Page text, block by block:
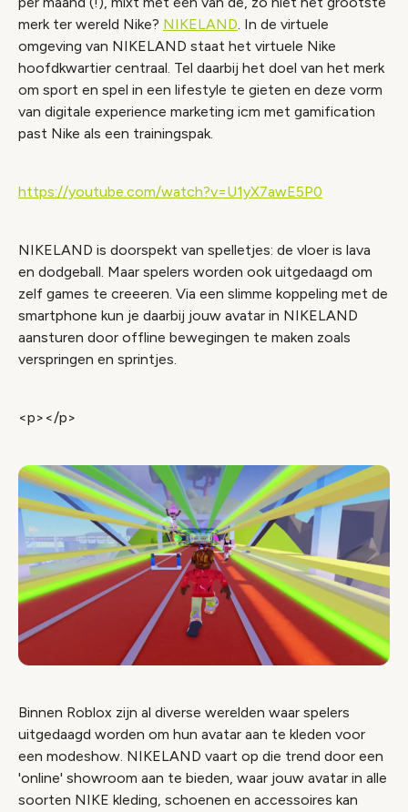
merk ter wereld Nike? NIKELAND. In de virtuele
omgeving van NIKELAND staat het virtuele Nike
hoofdkwartier centraal. Tel daarbij het doel van het merk
om sport en spel in een lifestyle te gieten en deze vorm
van digitale experience marketing icm met gamification
past Nike als een trainingspak.
https://youtube.com/watch?v=U1yX7awE5P0
NIKELAND is doorspekt van spelletjes: de vloer is lava
en dodgeball. Maar spelers worden ook uitgedaagd om
zelf games te creeeren. Via een slimme koppeling met de
smartphone kun je daarbij jouw avatar in NIKELAND
aansturen door offline bewegingen te maken zoals
verspringen en sprintjes.
<p></p>
Binnen Roblox zijn al diverse werelden waar spelers
uitgedaagd worden om hun avatar aan te kleden voor
een modeshow. NIKELAND vaart op die trend door een
'online' showroom aan te bieden, waar jouw avatar in alle
soorten NIKE kleding, schoenen en accessoires kan